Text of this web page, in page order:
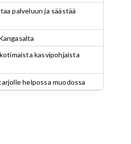
palveluun ja säästää
kasvipohjaista
helpossa muodossa